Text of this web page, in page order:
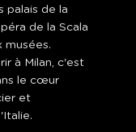
palais de la
de la Scala
musées.
à Milan, c'est
le cœur
et